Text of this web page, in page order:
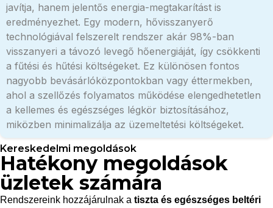
javítja, hanem jelentős energia-megtakarítást is
eredményezhet. Egy modern, hővisszanyerő
technológiával felszerelt rendszer akár 98%-ban
visszanyeri a távozó levegő hőenergiáját, így csökkenti
a fűtési és hűtési költségeket. Ez különösen fontos
nagyobb bevásárlóközpontokban vagy éttermekben,
ahol a szellőzés folyamatos működése elengedhetetlen
a kellemes és egészséges légkör biztosításához,
miközben minimalizálja az üzemeltetési költségeket.
Kereskedelmi megoldások
Hatékony megoldások
üzletek számára
Rendszereink hozzájárulnak a tiszta és egészséges beltéri